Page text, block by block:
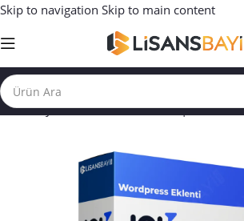
Skip to navigation Skip to main content
Ana Sayfa/ WORDPRESS TEMA | EKLENTİ/